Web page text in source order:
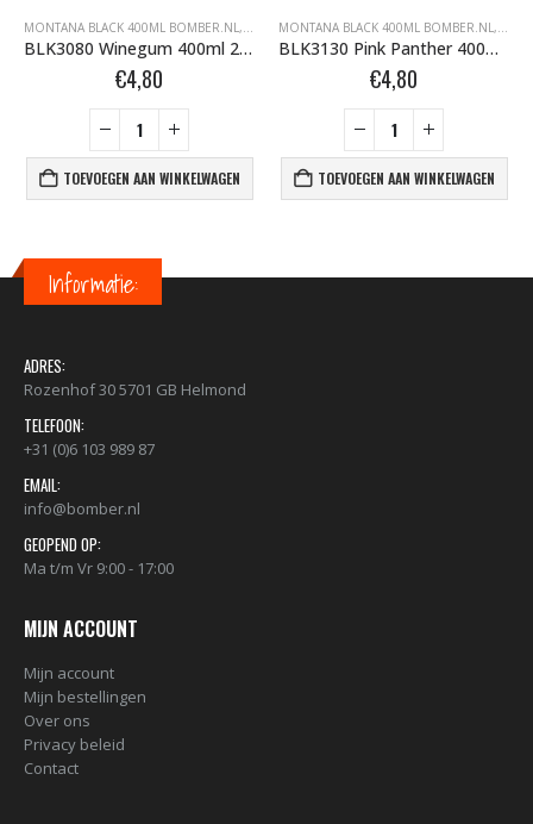
SPUITBUSSEN
BLACK BOMBER.NL ,MONTANA GRAFFITI SPUITBUSSEN
MONTANA BLACK 400ML BOMBER.NL , MONTANA BLACK BOMBER.NL ,MONTANA
BLK3080 Winegum 400ml 263743
€4,80
TOEVOEGEN AAN WINKELWAGEN
MONTANA BLACK 400ML BOMBER.NL ,
BLK3130 Pink Panther 400ml 263804
€4,80
TOEVOEGEN AAN WINKELWAGEN
Informatie:
ADRES:
Rozenhof 30 5701 GB Helmond
TELEFOON:
+31 (0)6 103 989 87
EMAIL:
info@bomber.nl
GEOPEND OP:
Ma t/m Vr 9:00 - 17:00
MIJN ACCOUNT
Mijn account
Mijn bestellingen
Over ons
Privacy beleid
Contact